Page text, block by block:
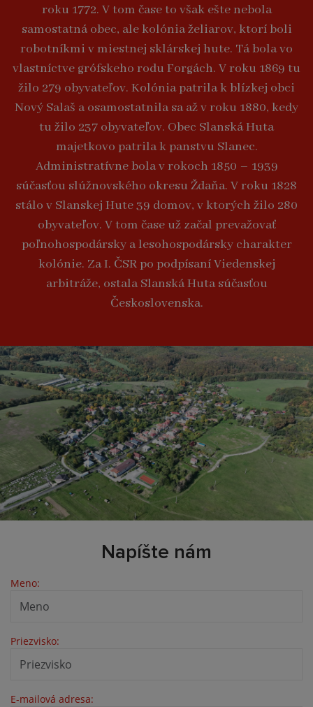
roku 1772. V tom čase to však ešte nebola
samostatná obec, ale kolónia želiarov, ktorí boli
robotníkmi v miestnej sklárskej hute. Tá bola vo
vlastníctve grófskeho rodu Forgách. V roku 1869 tu
žilo 279 obyvateľov. Kolónia patrila k blízkej obci
Nový Salaš a osamostatnila sa až v roku 1880, kedy
tu žilo 237 obyvateľov. Obec Slanská Huta
majetkovo patrila k panstvu Slanec.
Administratívne bola v rokoch 1850 – 1939
súčasťou slúžnovského okresu Ždaňa. V roku 1828
stálo v Slanskej Hute 39 domov, v ktorých žilo 280
obyvateľov. V tom čase už začal prevažovať
poľnohospodársky a lesohospodársky charakter
kolónie. Za I. ČSR po podpísaní Viedenskej
arbitráže, ostala Slanská Huta súčasťou
Československa.
Napíšte nám
Meno:
Priezvisko:
E-mailová adresa: